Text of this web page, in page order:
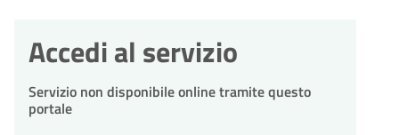
Accedi al servizio
Servizio non disponibile online tramite questo
portale